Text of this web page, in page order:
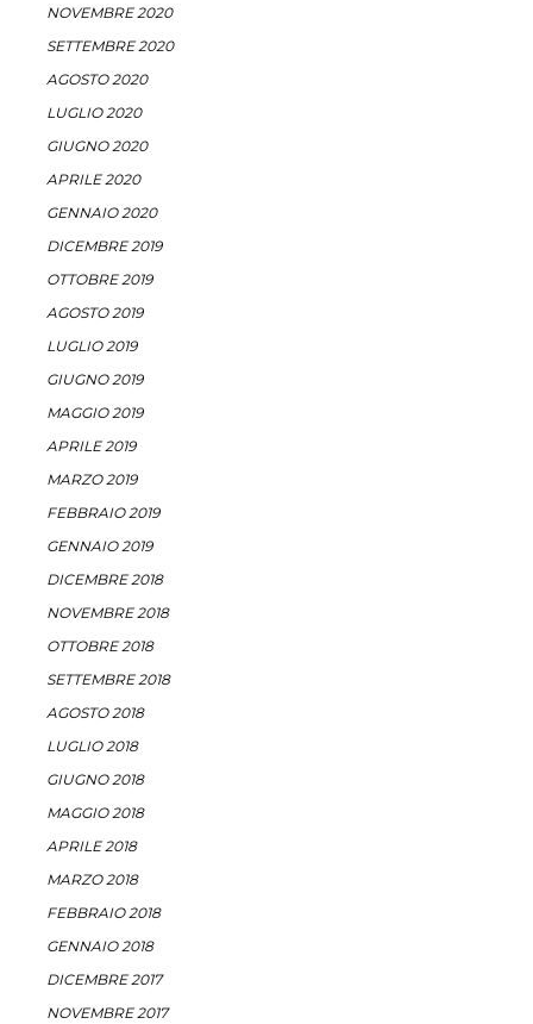
NOVEMBRE 2020
SETTEMBRE 2020
AGOSTO 2020
LUGLIO 2020
GIUGNO 2020
APRILE 2020
GENNAIO 2020
DICEMBRE 2019
OTTOBRE 2019
AGOSTO 2019
LUGLIO 2019
GIUGNO 2019
MAGGIO 2019
APRILE 2019
MARZO 2019
FEBBRAIO 2019
GENNAIO 2019
DICEMBRE 2018
NOVEMBRE 2018
OTTOBRE 2018
SETTEMBRE 2018
AGOSTO 2018
LUGLIO 2018
GIUGNO 2018
MAGGIO 2018
APRILE 2018
MARZO 2018
FEBBRAIO 2018
GENNAIO 2018
DICEMBRE 2017
NOVEMBRE 2017